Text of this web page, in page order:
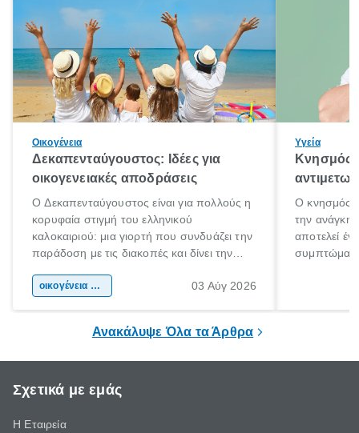
Οικογένεια
Δεκαπενταύγουστος: Ιδέες για
οικογενειακές αποδράσεις
Ο Δεκαπενταύγουστος είναι για πολλούς η
κορυφαία στιγμή του ελληνικού
καλοκαιριού: μια γιορτή που συνδυάζει την
παράδοση με τις διακοπές και δίνει την
χώρας. Είτε πρόκειται για λίγες μέρες
οικογένεια & παιδί 03 Αύγ 2026
Υγεία
Κνησμός:
Ο κνησμός
την ανάγκη
αποτελεί
Ανακάλυψε Όλα τα Άρθρα
Σχετικά με εμάς
Η Εταιρεία